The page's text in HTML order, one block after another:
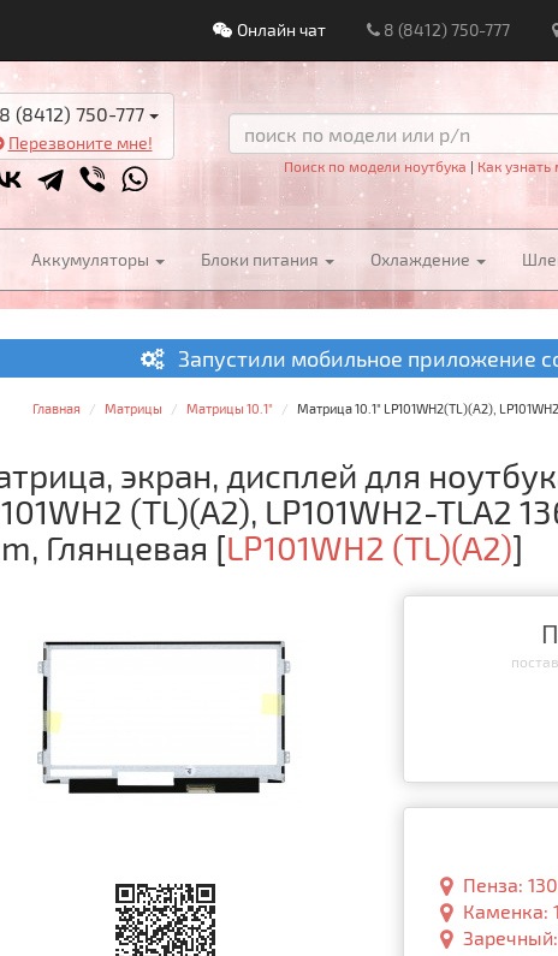
Онлайн чат 8 (8412) 750-777
(8412) 750-777
Перезвоните мне!
Поиск по модели ноутбука | Как узнать
Аккумуляторы Блоки питания Охлаждение
Запустили мобильное приложение
Главная Матрицы Матрицы 10.1" Матрица 10.1" LP101WH2(TL)(A2),
экран, дисплей для
(TL)(A2), LP101WH2-TLA2
Глянцевая [LP101WH2 (TL)(A2)]
Пенза:
Каменка: